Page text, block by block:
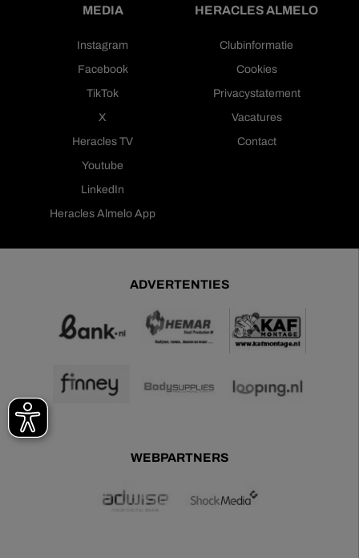
MEDIA
Instagram
Facebook
TikTok
X
Heracles TV
Youtube
LinkedIn
Heracles Almelo App
HERACLES ALMELO
Clubinformatie
Cookies
Privacystatement
Vacatures
Contact
ADVERTENTIES
WEBPARTNERS